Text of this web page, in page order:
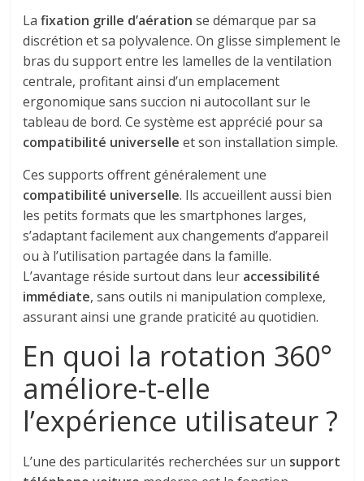
Lafixation grille d’aération se démarque par sa
discrétion et sa polyvalence. On glisse simplement le
bras du support entre les lamelles de la ventilation
centrale, profitant ainsi d’un emplacement
ergonomique sans succion ni autocollant sur le
tableau de bord. Ce système est apprécié pour sa
compatibilité universelle et son installation simple.
Ces supports offrent généralement une
compatibilité universelle. Ils accueillent aussi bien
les petits formats que les smartphones larges,
s’adaptant facilement aux changements d’appareil
ou à l’utilisation partagée dans la famille.
L’avantage réside surtout dans leur accessibilité
immédiate, sans outils ni manipulation complexe,
assurant ainsi une grande praticité au quotidien.
En quoi la rotation 360°
améliore-t-elle
l’expérience utilisateur ?
L’une des particularités recherchées sur un support